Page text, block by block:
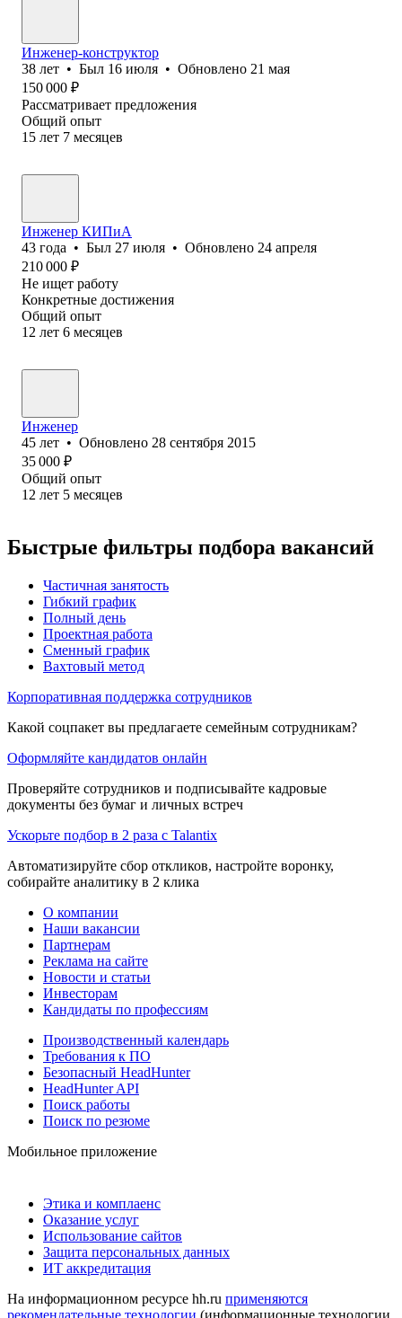
Инженер-конструктор
38 лет • Был 16 июля • Обновлено 21 мая
150 000 ₽
Рассматривает предложения
Общий опыт
15 лет 7 месяцев
Инженер КИПиА
43 года • Был 27 июля • Обновлено 24 апреля
210 000 ₽
Не ищет работу
Конкретные достижения
Общий опыт
12 лет 6 месяцев
Инженер
45 лет • Обновлено 28 сентября 2015
35 000 ₽
Общий опыт
12 лет 5 месяцев
Быстрые фильтры подбора вакансий
Частичная занятость
Гибкий график
Полный день
Проектная работа
Сменный график
Вахтовый метод
Корпоративная поддержка сотрудников
Какой соцпакет вы предлагаете семейным сотрудникам?
Оформляйте кандидатов онлайн
Проверяйте сотрудников и подписывайте кадровые
документы без бумаг и личных встреч
Ускорьте подбор в 2 раза с Talantix
Автоматизируйте сбор откликов, настройте воронку,
собирайте аналитику в 2 клика
О компании
Наши вакансии
Партнерам
Реклама на сайте
Новости и статьи
Инвесторам
Кандидаты по профессиям
Производственный календарь
Требования к ПО
Безопасный HeadHunter
HeadHunter API
Поиск работы
Поиск по резюме
Мобильное приложение
Этика и комплаенс
Оказание услуг
Использование сайтов
Защита персональных данных
ИТ аккредитация
На информационном ресурсе hh.ru применяются
рекомендательные технологии (информационные технологии